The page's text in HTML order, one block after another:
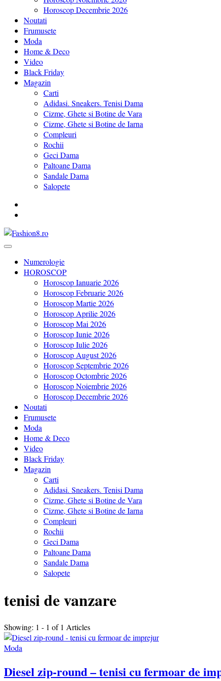
Horoscop Decembrie 2026
Noutati
Frumusete
Moda
Home & Deco
Video
Black Friday
Magazin
Carti
Adidasi. Sneakers. Tenisi Dama
Cizme, Ghete si Botine de Vara
Cizme, Ghete si Botine de Iarna
Compleuri
Rochii
Geci Dama
Paltoane Dama
Sandale Dama
Salopete
Fashion8.ro ❤️
Revista Fashion8.ro locul unde gasesti ce e nou: horoscop,
Numerologie
HOROSCOP
Horoscop Ianuarie 2026
Horoscop Februarie 2026
Horoscop Martie 2026
Horoscop Aprilie 2026
Horoscop Mai 2026
Horoscop Iunie 2026
Horoscop Iulie 2026
Horoscop August 2026
Horoscop Septembrie 2026
Horoscop Octombrie 2026
Horoscop Noiembrie 2026
Horoscop Decembrie 2026
Noutati
Frumusete
Moda
Home & Deco
Video
Black Friday
Magazin
Carti
Adidasi. Sneakers. Tenisi Dama
Cizme, Ghete si Botine de Vara
Cizme, Ghete si Botine de Iarna
Compleuri
Rochii
Geci Dama
Paltoane Dama
Sandale Dama
Salopete
tenisi de vanzare
Showing: 1 - 1 of 1 Articles
Moda
Diesel zip-round – tenisi cu fermoar de